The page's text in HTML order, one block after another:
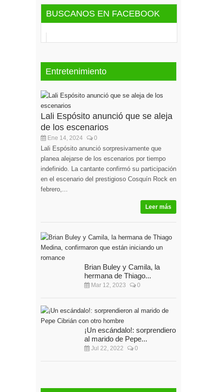
BUSCANOS EN FACEBOOK
Entretenimiento
Lali Espósito anunció que se aleja
de los escenarios
Ene 14, 2024 0
Lali Espósito anunció sorpresivamente que
planea alejarse de los escenarios por tiempo
indefinido. La cantante confirmó su participación
en el escenario del prestigioso Cosquín Rock en
febrero,...
Leer más
Brian Buley y Camila, la
hermana de Thiago...
Mar 12, 2023 0
¡Un escándalo!: sorprendieron
al marido de Pepe...
Jul 22, 2022 0